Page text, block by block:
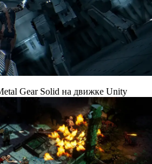
Gear Solid на движке Unity